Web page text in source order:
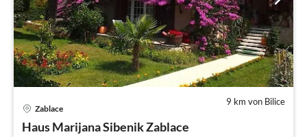
9 km von Bilice
Zablace
Haus Marijana Sibenik Zablace